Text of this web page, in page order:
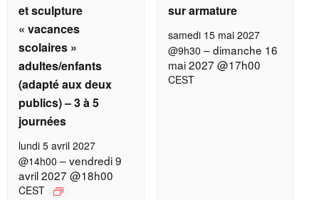
et sculpture
« vacances
scolaires »
adultes/enfants
(adapté aux deux
publics) – 3 à 5
journées
lundi 5 avril 2027
@14h00 –vendredi 9
avril 2027 @18h00
CEST
sur armature
samedi 15 mai 2027
@9h30 –dimanche 16
mai 2027 @17h00
CEST